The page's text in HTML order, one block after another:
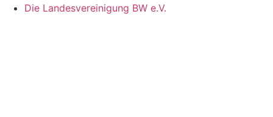
Die Landesvereinigung BW e.V.